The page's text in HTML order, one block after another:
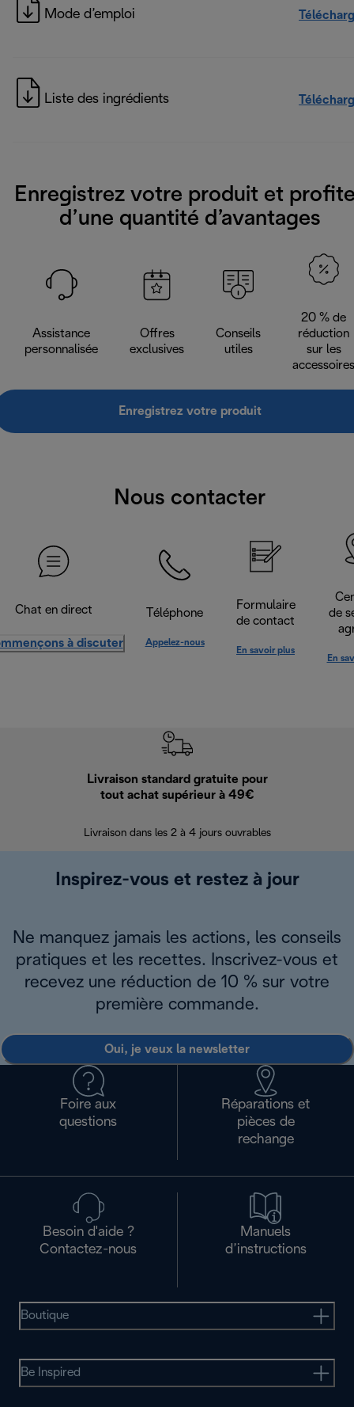
Mode d’emploi
Liste des ingrédients
Enregistrez votre produit et
d’une quantité d’avantages
Assistance
personnalisée
Offres
exclusives
Conseils
utiles
20 % de
réduction
sur les
accessoires
Enregistrez votre produit
Nous contacter
Chat en direct
à discuter
Téléphone
Appelez-nous
Formulaire
de contact
En savoir plus
de
En
Livraison standard gratuite pour
tout achat supérieur à 49€
Livraison dans les 2 à 4 jours ouvrables
Inspirez-vous et restez à jour
Ne manquez jamais les actions, les conseils
pratiques et les recettes. Inscrivez-vous et
recevez une réduction de 10 % sur votre
première commande.
Oui, je veux la newsletter
Foire aux
questions
Réparations et
pièces de
rechange
Besoin d'aide ?
Contactez-nous
Manuels
d’instructions
Boutique
Be Inspired